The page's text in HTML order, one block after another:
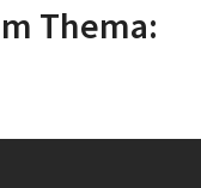
Thema: